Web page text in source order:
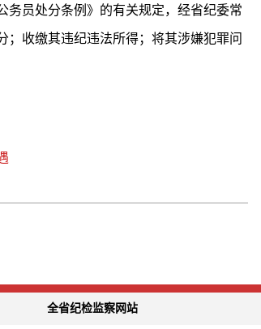
务员处分条例》的有关规定，经省纪委常
收缴其违纪违法所得；将其涉嫌犯罪问
全省纪检监察网站